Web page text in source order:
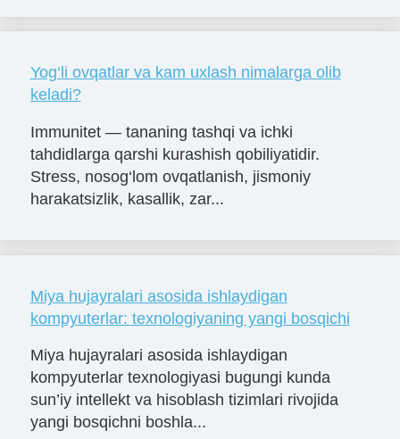
Yog‘li ovqatlar va kam uxlash nimalarga olib
keladi?
Immunitet — tananing tashqi va ichki
tahdidlarga qarshi kurashish qobiliyatidir.
Stress, nosog‘lom ovqatlanish, jismoniy
harakatsizlik, kasallik, zar...
Miya hujayralari asosida ishlaydigan
kompyuterlar: texnologiyaning yangi bosqichi
Miya hujayralari asosida ishlaydigan
kompyuterlar texnologiyasi bugungi kunda
sun’iy intellekt va hisoblash tizimlari rivojida
yangi bosqichni boshla...